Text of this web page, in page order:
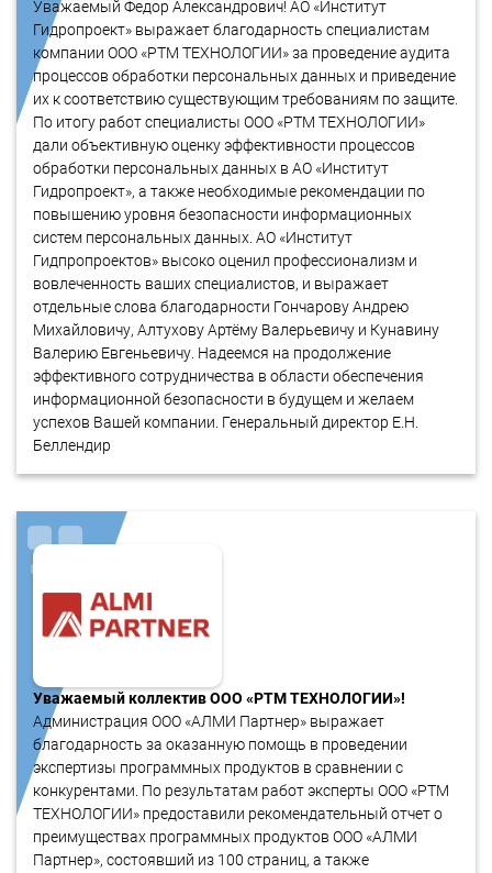
Уважаемый Федор Александрович! АО «Институт
Гидропроект» выражает благодарность специалистам
компании ООО «РТМ ТЕХНОЛОГИИ» за проведение аудита
процессов обработки персональных данных и приведение
их к соответствию существующим требованиям по защите.
По итогу работ специалисты ООО «РТМ ТЕХНОЛОГИИ»
дали объективную оценку эффективности процессов
обработки персональных данных в АО «Институт
Гидропроект», а также необходимые рекомендации по
повышению уровня безопасности информационных
систем персональных данных. АО «Институт
Гидпропроектов» высоко оценил профессионализм и
вовлеченность ваших специалистов, и выражает
отдельные слова благодарности Гончарову Андрею
Михайловичу, Алтухову Артёму Валерьевичу и Кунавину
Валерию Евгеньевичу. Надеемся на продолжение
эффективного сотрудничества в области обеспечения
информационной безопасности в будущем и желаем
успехов Вашей компании. Генеральный директор Е.Н.
Беллендир
Уважаемый коллектив ООО «РТМ ТЕХНОЛОГИИ»!
Администрация ООО «АЛМИ Партнер» выражает
благодарность за оказанную помощь в проведении
экспертизы программных продуктов в сравнении с
конкурентами. По результатам работ эксперты ООО «РТМ
ТЕХНОЛОГИИ» предоставили рекомендательный отчет о
преимуществах программных продуктов ООО «АЛМИ
Партнер», состоявший из 100 страниц, а также